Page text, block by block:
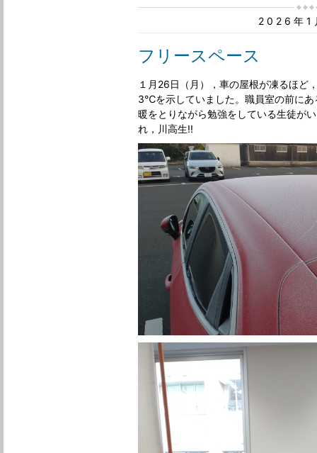
2026年1
フリースペース
１月26日（月），車の屋根が凍るほど
3℃を示していました。職員室の前に
暖をとりながら勉強をしている生徒が
れ，川高生!!